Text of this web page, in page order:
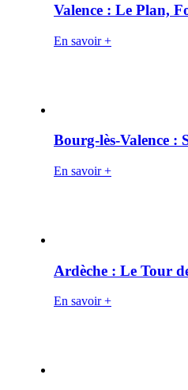
Valence : Le Plan,
En savoir +
Bourg-lès-Valence :
En savoir +
Ardèche : Le Tour
En savoir +